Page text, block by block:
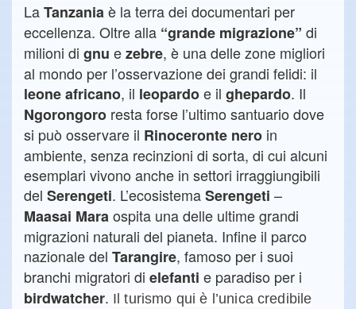
LaTanzaniaè la terra dei documentari per
eccellenza. Oltre alla “grande migrazione” di
milioni di gnu ezebre, è una delle zone migliori
al mondo per l’osservazione dei grandi felidi: il
leoneafricano, il leopardoe il ghepardo. Il
Ngorongoro resta forse l’ultimo santuario dove
si può osservare il Rinoceronte nero in
ambiente, senza recinzioni di sorta, di cui alcuni
esemplari vivono anche in settori irraggiungibili
del Serengeti. L’ecosistemaSerengeti –
Maasai Maraospita una delle ultime grandi
migrazioni naturali del pianeta. Infine il parco
nazionale del Tarangire, famoso per i suoi
branchi migratori di elefanti e paradiso per i
birdwatcher. Il turismo qui è l’unica credibile